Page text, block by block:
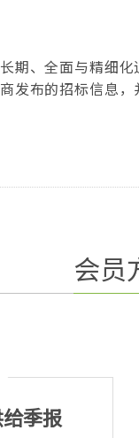
期、全面与精细
发布的招标信息
会员
光伏产业月报